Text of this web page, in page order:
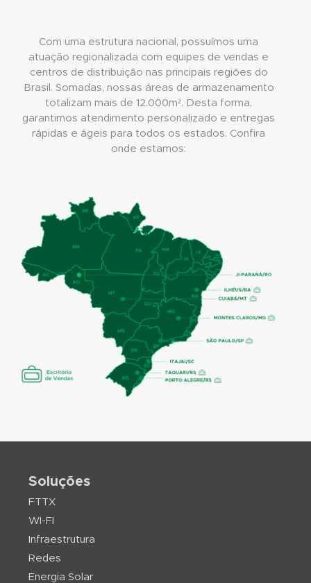
Com uma estrutura nacional, possuímos uma
atuação regionalizada com equipes de vendas e
centros de distribuição nas principais regiões do
Brasil. Somadas, nossas áreas de armazenamento
totalizam mais de 12.000m². Desta forma,
garantimos atendimento personalizado e entregas
rápidas e ágeis para todos os estados. Confira
onde estamos:
Soluções
FTTX
WI-FI
Infraestrutura
Redes
Energia Solar